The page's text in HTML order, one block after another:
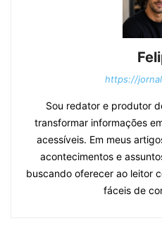
https://
Sou redator e produtor
transformar informações
acessíveis. Em meus
acontecimentos e
buscando oferecer ao leitor
fáceis de